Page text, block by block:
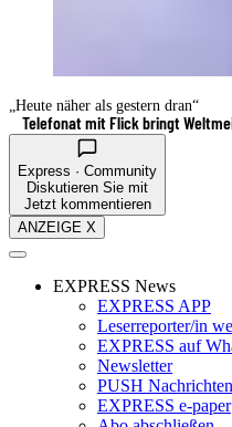
„Heute näher als gestern dran“
Telefonat mit Flick bringt
Express · Community
Diskutieren Sie mit
Jetzt kommentieren
ANZEIGE X
EXPRESS News
EXPRESS APP
Leserreporter/in
EXPRESS auf
Newsletter
PUSH Nachrichten
EXPRESS e-paper